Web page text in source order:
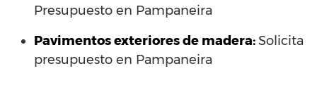
Presupuesto en Pampaneira
Pavimentos exteriores de madera:Solicita
presupuesto en Pampaneira